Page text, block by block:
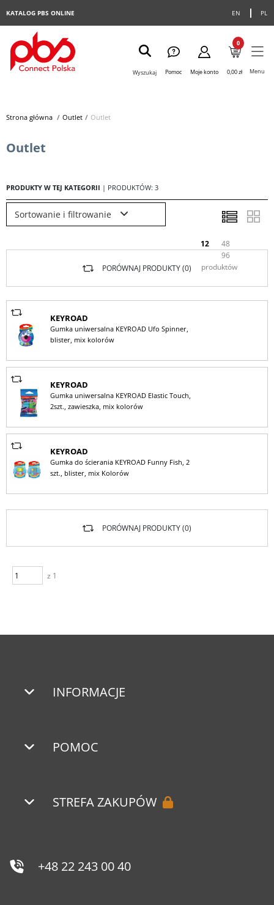
EN PL
KATALOG PBS ONLINE
Wyszukaj Pomoc Moje konto
0
0,00 zł Menu
Strona główna> Outlet> Outlet
Outlet
PRODUKTY W TEJ KATEGORII | PRODUKTÓW: 3
Sortowanie i filtrowanie
12
48
96
produktów
PORÓWNAJ PRODUKTY (0)
KEYROAD
Gumka uniwersalna KEYROAD Ufo Spinner,
blister, mix kolorów
KEYROAD
Gumka uniwersalna KEYROAD Elastic Touch,
2szt., zawieszka, mix kolorów
KEYROAD
Gumka do ścierania KEYROAD Funny Fish, 2
szt., blister, mix Kolorów
z 1
PORÓWNAJ PRODUKTY (0)
INFORMACJE
POMOC
STREFA ZAKUPÓW
+48 22 243 00 40